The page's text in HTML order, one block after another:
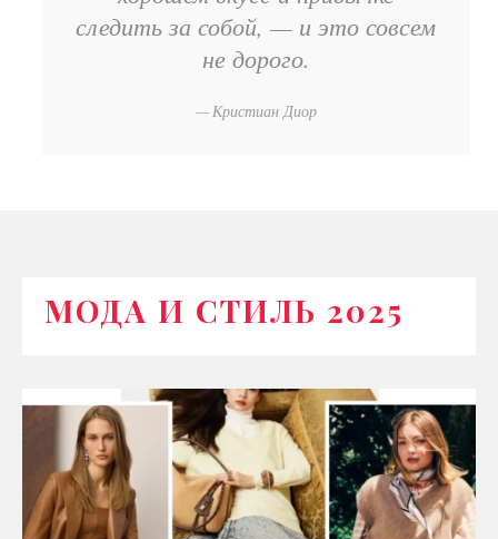
следить за собой, — и это совсем
не дорого.
Кристиан Диор
МОДА И СТИЛЬ 2025